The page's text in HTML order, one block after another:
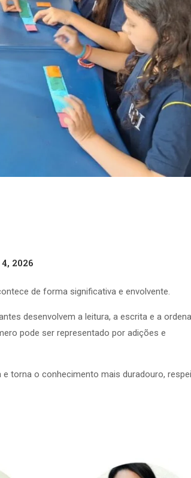
2026
de forma significativa e envolvente.
desenvolvem a leitura, a escrita e a
pode ser representado por adições e
torna o conhecimento mais duradouro,